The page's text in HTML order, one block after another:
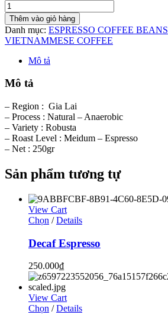
Thêm vào giỏ hàng
Danh mục: ESPRESSO COFFEE BEANS
VIETNAMMESE COFFEE
Mô tả
Mô tả
– Region : Gia Lai
– Process : Natural – Anaerobic
– Variety : Robusta
– Roast Level : Meidum – Espresso
– Net : 250gr
Sản phẩm tương tự
View Cart
Chọn / Details
Decaf Espresso
250.000₫
View Cart
Chọn / Details